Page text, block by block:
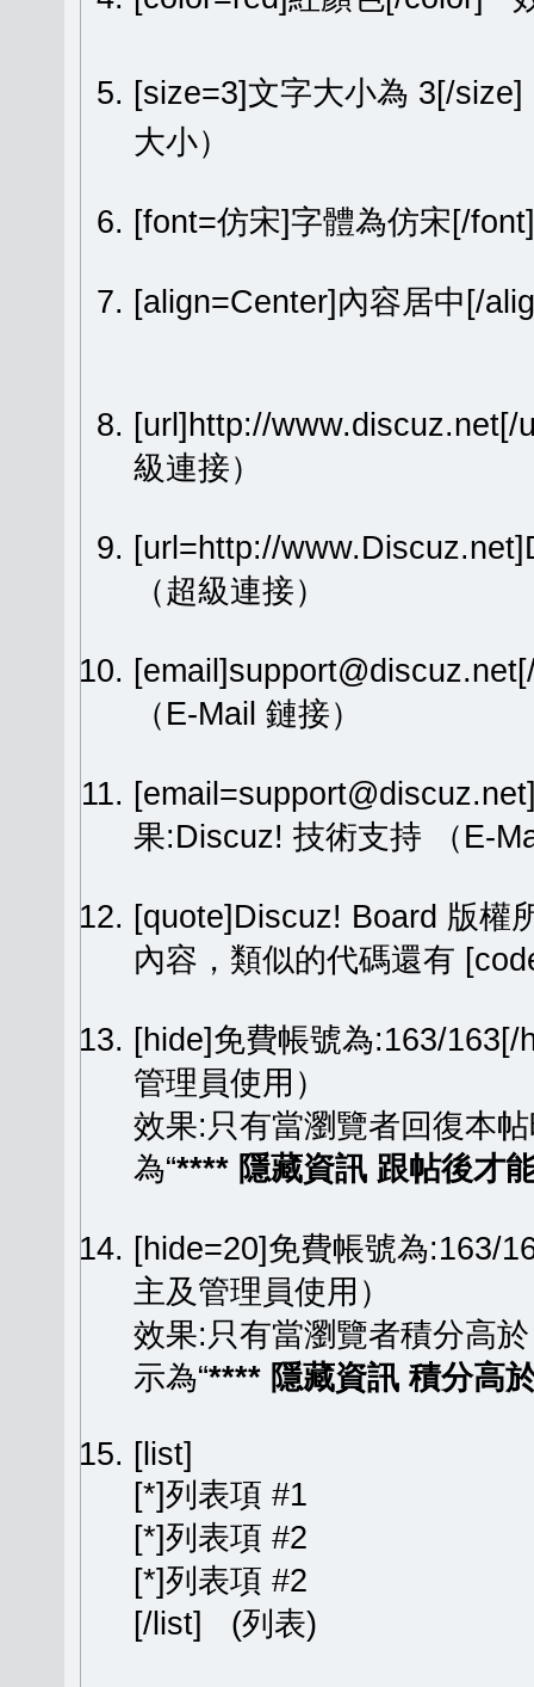
[size=3]文字大小為 3[/
大小）
[font=仿宋]字體為仿宋[/
[align=Center]內容居中[/
[url]http://
級連接）
[url=http://
（超級連接）
（E-Mail 鏈接）
果:Discuz! 技術支持 （E-
[quote]Discuz! Board 版
內容，類似的代碼還有
[hide]免費帳號為:163/
管理員使用）
效果:只有當瀏覽者回復本
為“**** 隱藏資訊 跟帖後才
[hide=20]免費帳號為:163/
主及管理員使用）
效果:只有當瀏覽者積分高
示為“**** 隱藏資訊 積分高
[list]
[*]列表項 #1
[*]列表項 #2
[*]列表項 #2
[/list] (列表)